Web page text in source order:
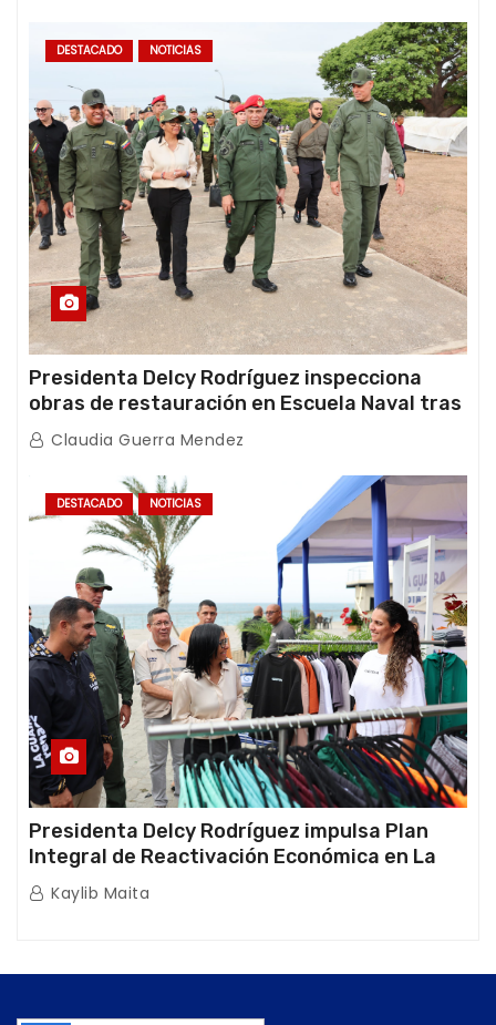
DESTACADO NOTICIAS
Presidenta Delcy Rodríguez inspecciona
obras de restauración en Escuela Naval tras
afectaciones sísmicas en La Guaira
Claudia Guerra Mendez
DESTACADO NOTICIAS
Presidenta Delcy Rodríguez impulsa Plan
Integral de Reactivación Económica en La
Guaira
Kaylib Maita